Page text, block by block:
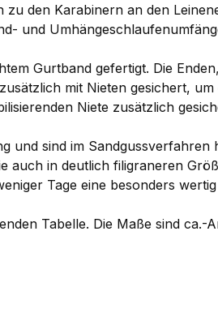
den Karabinern an den
und
Gurtband gefertigt. Die
mit Nieten gesichert,
Niete zusätzlich
und sind im
auch in deutlich filigraneren
Tage eine besonders
Tabelle. Die Maße sind